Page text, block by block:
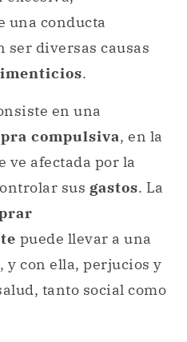
una conducta
ser diversas causas
.
en una
compulsiva, en la
ve afectada por la
sus gastos. La
puede llevar a una
y con ella, perjucios y
tanto social como